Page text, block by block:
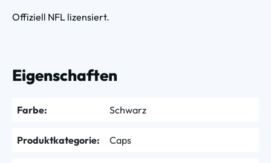
Offiziell NFL lizensiert.
Eigenschaften
Farbe: Schwarz
Produktkategorie: Caps